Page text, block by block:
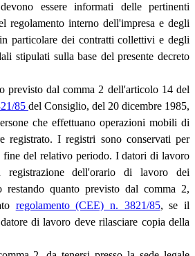
essere informati delle pertinenti
regolamento interno dell'impresa e degli
particolare dei contratti collettivi e degli
stipulati sulla base del presente decreto
previsto dal comma 2 dell'articolo 14 del
85 del Consiglio, del 20 dicembre 1985,
che effettuano operazioni mobili di
registrato. I registri sono conservati per
fine del relativo periodo. I datori di lavoro
registrazione dell'orario di lavoro dei
restando quanto previsto dal comma 2,
regolamento (CEE) n. 3821/85, se il
di lavoro deve rilasciare copia della